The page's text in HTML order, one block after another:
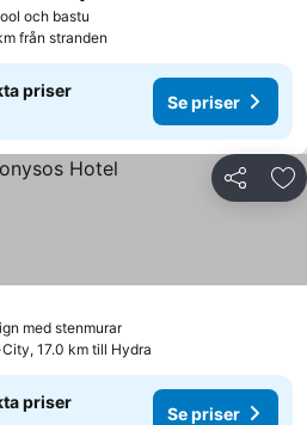
och bastu
från stranden
priser
Se priser
Dela
med stenmurarSe priser
17.0 km till Hydra
priser
Se priser